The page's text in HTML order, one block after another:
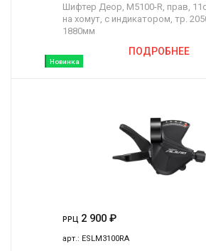
Новинка
Шифтер Деор, M5100-R, прав,
на хомут, c индикатором, тр.
1880мм
ПОДРОБНЕЕ
РРЦ 2 900 ₽
арт.: ESLM3100RA